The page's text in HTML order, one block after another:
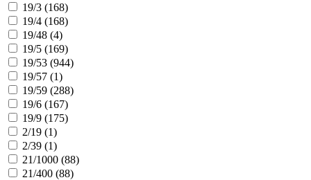
19/3 (168)
19/4 (168)
19/48 (4)
19/5 (169)
19/53 (944)
19/57 (1)
19/59 (288)
19/6 (167)
19/9 (175)
2/19 (1)
2/39 (1)
21/1000 (88)
21/400 (88)